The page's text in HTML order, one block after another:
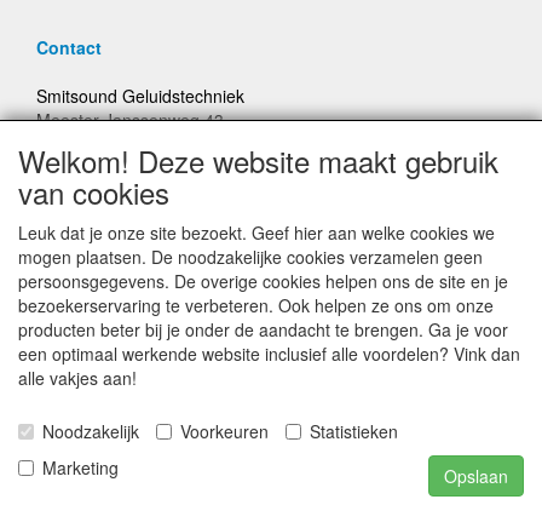
Contact
Smitsound Geluidstechniek
Meester Janssenweg 43
E-mail: info@smitsound.nl
Telefoon: +31-(0)6-22256322
Bestellingen binnen Nederland, ongeacht gewicht, verstuurd
voor € 6,95
Prijzen inclusief 21% BTW, tenzij anders vermeldt
© Smitsound Geluidstechniek 2024, alle rechten
Welkom! Deze website maakt gebruik
van cookies
Leuk dat je onze site bezoekt. Geef hier aan welke cookies we
mogen plaatsen. De noodzakelijke cookies verzamelen geen
persoonsgegevens. De overige cookies helpen ons de site en je
bezoekerservaring te verbeteren. Ook helpen ze ons om onze
producten beter bij je onder de aandacht te brengen. Ga je voor
een optimaal werkende website inclusief alle voordelen? Vink dan
alle vakjes aan!
Noodzakelijk Voorkeuren
Statistieken
Marketing
Opslaan